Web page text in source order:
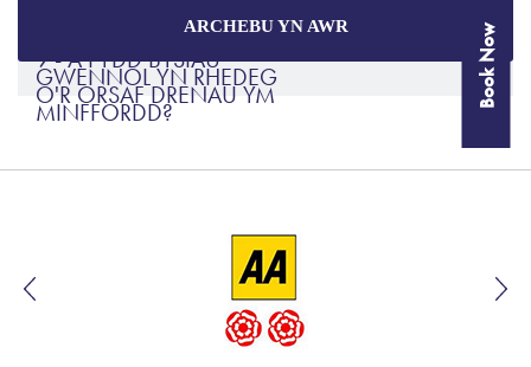
9 - A FYDD BYSIAU
GWENNOL YN RHEDEG
O'R ORSAF DRENAU YM
MINFFORDD?
Book Now
Manteisiwch ar y prisiau gorau a chynigion arbennig
wrth archebu trwy'r wefan swyddogol.
ARCHEBU YN AWR